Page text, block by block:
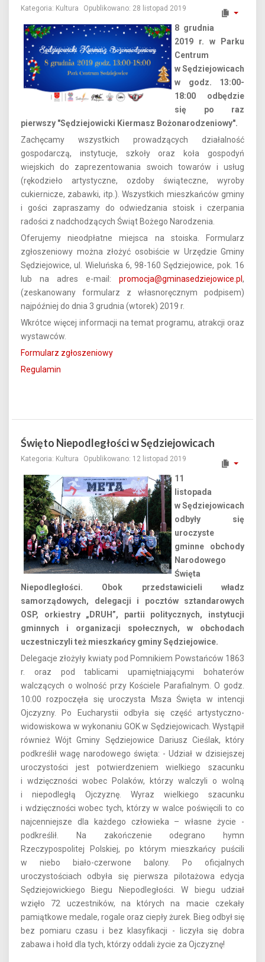
Kategoria: Kultura Opublikowano: 28 listopad 2019
8 grudnia
2019 r. w Parku
Centrum
w Sędziejowicach
w godz. 13:00-
18:00 odbędzie
się po raz
pierwszy "Sędziejowicki Kiermasz Bożonarodzeniowy".
Zachęcamy wszystkich prowadzących działalność
gospodarczą, instytucje, szkoły oraz koła gospodyń
wiejskich do zaprezentowania swoich towarów i usług
(rękodzieło artystyczne, ozdoby świąteczne, wyroby
cukiernicze, zabawki, itp.). Wszystkich mieszkańców gminy
i gości zapraszamy do odwiedzania stoisk i czerpania
radości z nadchodzących Świąt Bożego Narodzenia.
Oferujemy nieodpłatne miejsca na stoiska. Formularz
zgłoszeniowy można złożyć osobiście w Urzędzie Gminy
Sędziejowice, ul. Wieluńska 6, 98-160 Sędziejowice, pok. 16
lub na adres e-mail: promocja@gminasedziejowice.pl ,
(zeskanowany formularz z własnoręcznym podpisem)
najpóźniej do dnia 3 grudnia (wtorek) 2019 r.
Wkrótce więcej informacji na temat programu, atrakcji oraz
wystawców.
Formularz zgłoszeniowy
Regulamin
Święto Niepodległości w Sędziejowicach
Kategoria: Kultura Opublikowano: 12 listopad 2019
11
listopada
w Sędziejowicach
odbyły się
uroczyste
gminne obchody
Narodowego
Święta
Niepodległości. Obok przedstawicieli władz
samorządowych, delegacji i pocztów sztandarowych
OSP, orkiestry „DRUH”, partii politycznych, instytucji
gminnych i organizacji społecznych, w obchodach
uczestniczyli też mieszkańcy gminy Sędziejowice.
Delegacje złożyły kwiaty pod Pomnikiem Powstańców 1863
r. oraz pod tablicami upamiętniającymi bohaterów
walczących o wolność przy Kościele Parafialnym. O godz.
10:00 rozpoczęła się uroczysta Msza Święta w intencji
Ojczyzny. Po Eucharystii odbyła się część artystyczno-
widowiskowa w wykonaniu GOK w Sędziejowicach. Wystąpił
również Wójt Gminy Sędziejowice Dariusz Cieślak, który
podkreślił wagę narodowego święta: - Udział w dzisiejszej
uroczystości jest potwierdzeniem wielkiego szacunku
i wdzięczności wobec Polaków, którzy walczyli o wolną
i niepodległą Ojczyznę. Wyraz wielkiego szacunku
i wdzięczności wobec tych, którzy w walce poświęcili to co
najcenniejsze dla każdego człowieka – własne życie -
podkreślił. Na zakończenie odegrano hymn
Rzeczypospolitej Polskiej, po którym mieszkańcy puścili
w niebo biało-czerwone balony. Po oficjalnych
uroczystościach odbyła się pierwsza pilotażowa edycja
Sędziejowickiego Biegu Niepodległości. W biegu udział
wzięło 72 uczestników, na których na macie czekały
pamiątkowe medale, rogale oraz ciepły żurek. Bieg odbył się
bez pomiaru czasu i bez klasyfikacji - liczyła się dobra
zabawa i hołd dla tych, którzy oddali życie za Ojczyznę!